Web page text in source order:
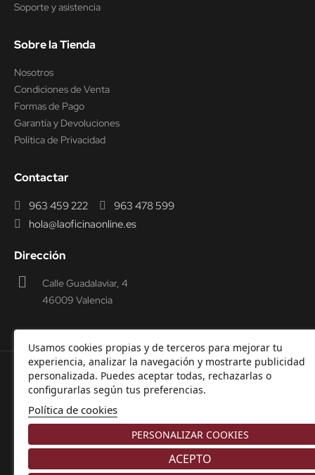
Usamos cookies propias y de terceros para mejorar tu
experiencia, analizar la navegación y mostrarte publicidad
personalizada. Puedes aceptar todas, rechazarlas o
configurarlas según tus preferencias.
Política de cookies
PERSONALIZAR COOKIES
ACEPTO
Soporte y asistencia
Sobre la Tienda
Nosotros
Condiciones de Venta
Formas de Pago
Garantía y Devoluciones
Política de Privacidad
Contactar
963 459 222
963 478 599
hola@laoficinaonline.es
Dirección
Calle Guadalaviar, 4
46009 Valencia
© 2000-2026 Laoficinaonline.SIDEOFFICE, S.L. CIF
B98914336 - Aviso Legal -Política de cookies
Privacidad